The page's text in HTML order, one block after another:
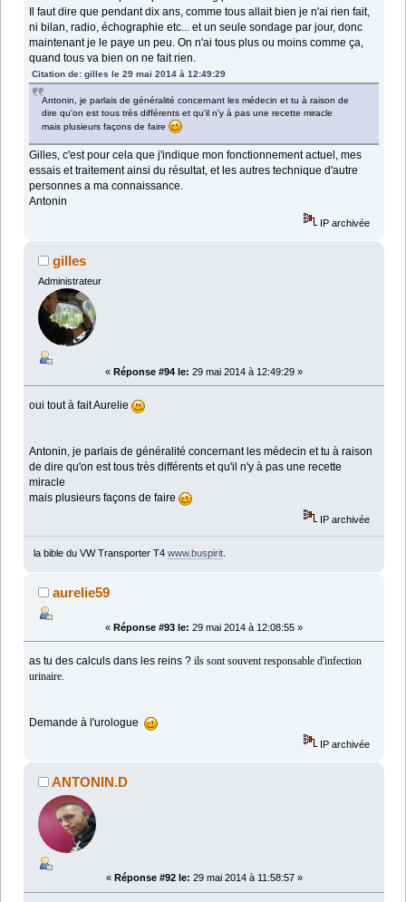
Il faut dire que pendant dix ans, comme tous allait bien je n'ai rien fait,
ni bilan, radio, échographie etc... et un seule sondage par jour, donc
maintenant je le paye un peu. On n'ai tous plus ou moins comme ça,
quand tous va bien on ne fait rien.
Citation de: gilles le 29 mai 2014 à 12:49:29
Antonin, je parlais de généralité concernant les médecin et tu à raison de
dire qu'on est tous très différents et qu'il n'y à pas une recette miracle
mais plusieurs façons de faire
Gilles, c'est pour cela que j'indique mon fonctionnement actuel, mes
essais et traitement ainsi du résultat, et les autres technique d'autre
personnes a ma connaissance.
Antonin
IP archivée
gilles
Administrateur
« Réponse #94 le: 29 mai 2014 à 12:49:29 »
oui tout à fait Aurelie
Antonin, je parlais de généralité concernant les médecin et tu à raison
de dire qu'on est tous très différents et qu'il n'y à pas une recette
miracle
mais plusieurs façons de faire
IP archivée
la bible du VW Transporter T4 www.buspirit.
aurelie59
« Réponse #93 le: 29 mai 2014 à 12:08:55 »
as tu des calculs dans les reins ?ils sont souvent responsable d'infection
urinaire.
Demande à l'urologue
IP archivée
ANTONIN.D
« Réponse #92 le: 29 mai 2014 à 11:58:57 »